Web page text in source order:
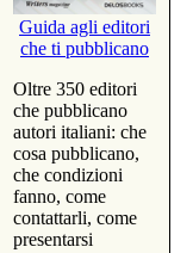
Guida agli editori
che ti pubblicano
Oltre 350 editori
che pubblicano
autori italiani: che
cosa pubblicano,
che condizioni
fanno, come
contattarli, come
presentarsi